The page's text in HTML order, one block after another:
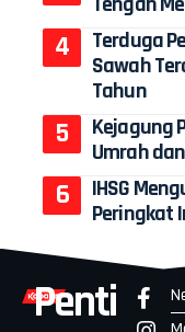
Terduga
Sawah
Tahun
Kejagung
Umrah
IHSG
Peringkat
Penti